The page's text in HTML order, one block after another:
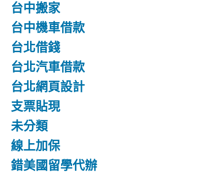
台中搬家
台中機車借款
台北借錢
台北汽車借款
台北網頁設計
支票貼現
未分類
線上加保
錯美國留學代辦